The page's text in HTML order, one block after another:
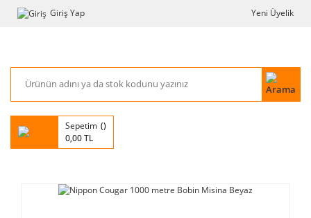
Giriş Yap Yeni Üyelik
Sepetim
0,00 TL